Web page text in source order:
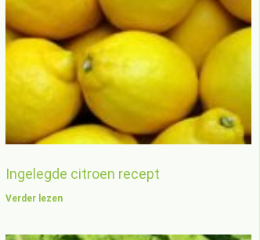
Ingelegde citroen recept
Verder lezen